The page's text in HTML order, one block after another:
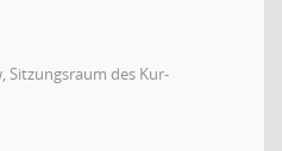
Sitzungsraum des Kur-